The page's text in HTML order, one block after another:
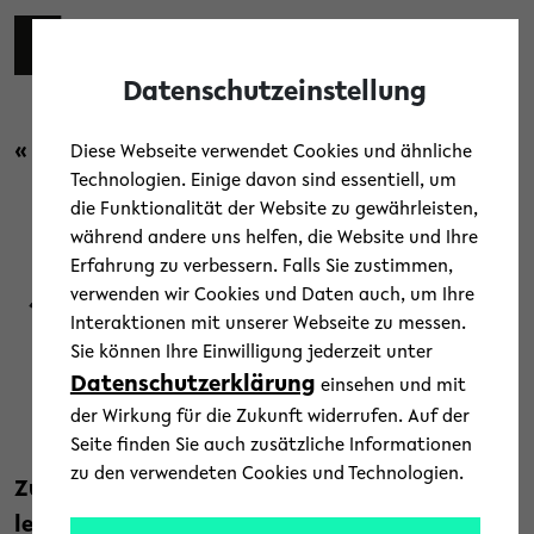
Skip to main content
« Zurück zur Übersicht
Menschen / / Studium und Lehre
Jetzt bewerben für „Studieren
ab 15“
14. Februar 2023
Text: Universität Bielefeld
Zum Sommersemester können sich
leistungsstarke Schüler*innen wieder für das
Datenschutzeinstellung
Diese Webseite verwendet Cookies und ähnliche
Technologien. Einige davon sind essentiell, um
die Funktionalität der Website zu gewährleisten,
während andere uns helfen, die Website und Ihre
Erfahrung zu verbessern. Falls Sie zustimmen,
verwenden wir Cookies und Daten auch, um Ihre
Interaktionen mit unserer Webseite zu messen.
Sie können Ihre Einwilligung jederzeit unter
Datenschutzerklärung einsehen und mit
der Wirkung für die Zukunft widerrufen. Auf der
Seite finden Sie auch zusätzliche Informationen
zu den verwendeten Cookies und Technologien.